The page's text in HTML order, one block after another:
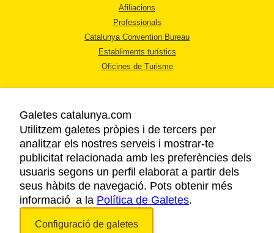
Afiliacions
Professionals
Catalunya Convention Bureau
Establiments turístics
Oficines de Turisme
AVÍS LEGAL
POLÍTICA DE PRIVACITAT
COOKIES
ACCESSIBILITAT
Galetes catalunya.com
Utilitzem galetes pròpies i de tercers per
analitzar els nostres serveis i mostrar-te
publicitat relacionada amb les preferències dels
usuaris segons un perfil elaborat a partir dels
seus hàbits de navegació. Pots obtenir més
informació a la Política de Galetes.
Configuració de galetes